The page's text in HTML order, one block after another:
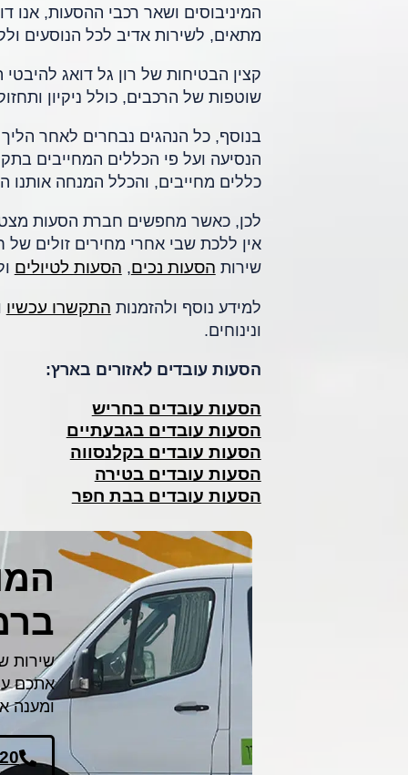
המיניבוסים ושאר רכבי ההסעות, אנו
מתאים, לשירות אדיב לכל הנוסעים
קצין הבטיחות של רון גל דואג
שוטפות של הרכבים, כולל ניקיון
בנוסף, כל הנהגים נבחרים לאחר
הנסיעה ועל פי הכללים המחייבים
כללים מחייבים, והכלל המנחה
לכן, כאשר מחפשים חברת הסעות
אין ללכת שבי אחרי מחירים זולים
שירות הסעות נכים, הסעות לטיולים
למידע נוסף ולהזמנות התקשרו עכשיו
ונינוחים.
הסעות עובדים לאזורים בארץ:
הסעות עובדים בחריש
הסעות עובדים בגבעתיים
הסעות עובדים בקלנסווה
הסעות עובדים בטירה
הסעות עובדים בבת חפר
שירות
אתכם
ומענה